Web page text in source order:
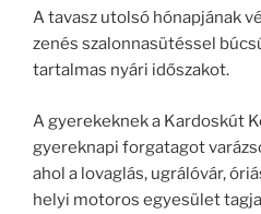
A tavasz utolsó hónapjának
zenés szalonnasütéssel
tartalmas nyári időszakot.
A gyerekeknek a Kardoskút
gyereknapi forgatagot
ahol a lovaglás, ugrálóvár,
helyi motoros egyesület